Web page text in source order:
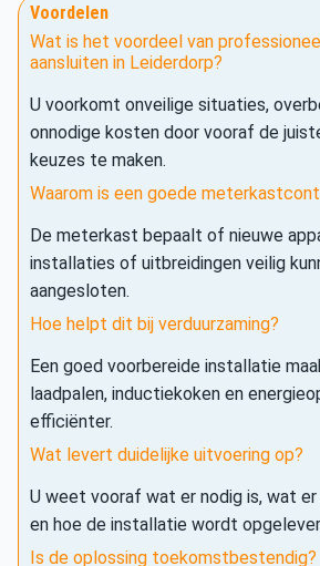
Voordelen
Wat is het voordeel van
aansluiten in Leiderdorp?
U voorkomt onveilige situaties,
onnodige kosten door vooraf de
keuzes te maken.
Waarom is een goede
De meterkast bepaalt of nieuwe
installaties of uitbreidingen veilig
aangesloten.
Hoe helpt dit bij verduurzaming?
Een goed voorbereide installatie
laadpalen, inductiekoken en
efficiënter.
Wat levert duidelijke uitvoering op?
U weet vooraf wat er nodig is, wat
en hoe de installatie wordt
Is de oplossing toekomstbestendig?